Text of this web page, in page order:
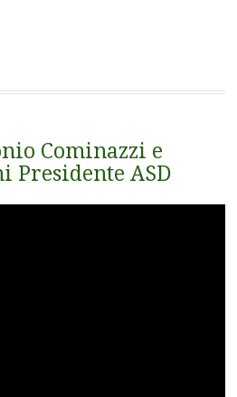
Cominazzi e
Presidente ASD